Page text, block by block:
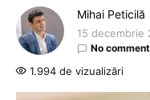
Mihai Peticilă
15 decembrie
No
1.994 de vizualizări